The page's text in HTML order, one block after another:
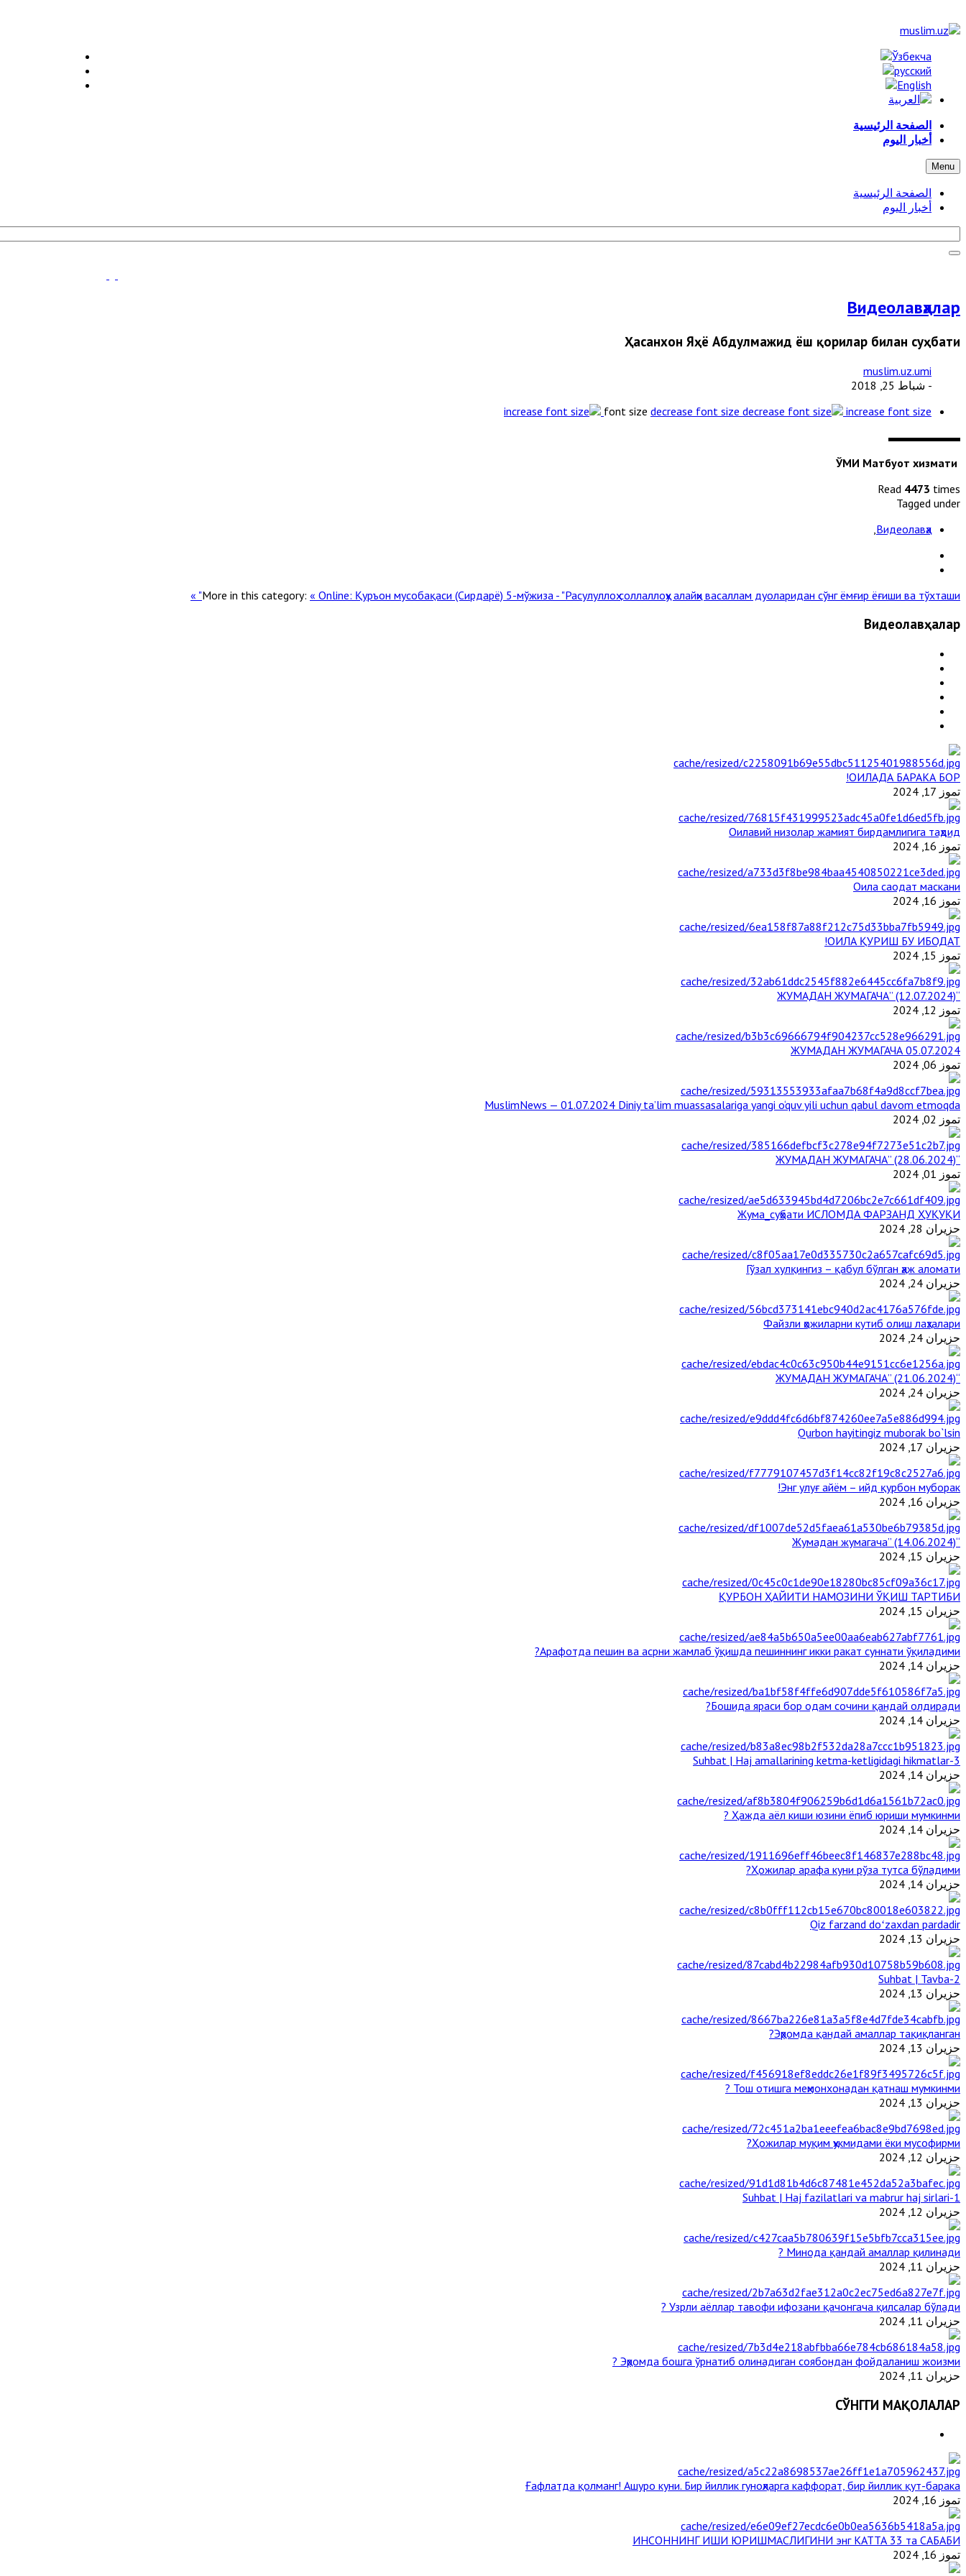
الصفحة الرئيسية
أخبار اليوم
Menu
الصفحة الرئيسية
أخبار اليوم
Видеолавҳалар
Ҳасанхон Яҳё Абдулмажид ёш қорилар билан суҳбати
muslim.uz.umi
- شباط 25, 2018
font size decrease font size increase font size
ЎМИ Матбуот хизмати
Read 4473 times
Tagged under
Видеолавҳа
More in this category: « Online: Қуръон мусобақаси (Сирдарё) 5-мўжиза - "Расулуллоҳ соллаллоҳу алайҳи васаллам дуоларидан сўнг ёмғир ёғиши ва тўхташи" »
Видеолавҳалар
ОИЛАДА БАРАКА БОР!
تموز 17, 2024
Оилавий низолар жамият бирдамлигига таҳдид
تموز 16, 2024
Оила саодат маскани
تموز 16, 2024
ОИЛА ҚУРИШ БУ ИБОДАТ!
تموز 15, 2024
“ЖУМАДАН ЖУМАГАЧА” (12.07.2024)
تموز 12, 2024
ЖУМАДАН ЖУМАГАЧА 05.07.2024
تموز 06, 2024
MuslimNews — 01.07.2024 Diniy ta’lim muassasalariga yangi o‘quv yili uchun qabul davom etmoqda
تموز 02, 2024
“ЖУМАДАН ЖУМАГАЧА” (28.06.2024)
تموز 01, 2024
Жума_суҳбати ИСЛОМДА ФАРЗАНД ҲУҚУҚИ
حزيران 28, 2024
Гўзал хулқингиз – қабул бўлган ҳаж аломати
حزيران 24, 2024
Файзли ҳожиларни кутиб олиш лаҳзалари
حزيران 24, 2024
“ЖУМАДАН ЖУМАГАЧА” (21.06.2024)
حزيران 24, 2024
Qurbon hayitingiz muborak bo`lsin
حزيران 17, 2024
Энг улуғ айём – ийд қурбон муборак!
حزيران 16, 2024
“Жумадан жумагача” (14.06.2024)
حزيران 15, 2024
ҚУРБОН ҲАЙИТИ НАМОЗИНИ ЎҚИШ ТАРТИБИ
حزيران 15, 2024
Арафотда пешин ва асрни жамлаб ўқишда пешиннинг икки ракат суннати ўқиладими?
حزيران 14, 2024
Бошида яраси бор одам сочини қандай олдиради?
حزيران 14, 2024
3-Suhbat | Haj amallarining ketma-ketligidagi hikmatlar
حزيران 14, 2024
Ҳажда аёл киши юзини ёпиб юриши мумкинми ?
حزيران 14, 2024
Ҳожилар арафа куни рўза тутса бўладими?
حزيران 14, 2024
Qiz farzand doʻzaxdan pardadir
حزيران 13, 2024
2-Suhbat | Tavba
حزيران 13, 2024
Эҳромда қандай амаллар тақиқланган?
حزيران 13, 2024
Тош отишга меҳмонхонадан қатнаш мумкинми ?
حزيران 13, 2024
Ҳожилар муқим ҳукмидами ёки мусофирми?
حزيران 12, 2024
1-Suhbat | Haj fazilatlari va mabrur haj sirlari
حزيران 12, 2024
Минода қандай амаллар қилинади ?
حزيران 11, 2024
Узрли аёллар тавофи ифозани қачонгача қилсалар бўлади ?
حزيران 11, 2024
Эҳромда бошга ўрнатиб олинадиган соябондан фойдаланиш жоизми ?
حزيران 11, 2024
СЎНГГИ МАҚОЛАЛАР
Ғафлатда қолманг! Ашуро куни. Бир йиллик гуноҳларга каффорат, бир йиллик қут-барака
تموز 16, 2024
ИНСОННИНГ ИШИ ЮРИШМАСЛИГИНИ энг КАТТА 33 та САБАБИ
تموز 16, 2024